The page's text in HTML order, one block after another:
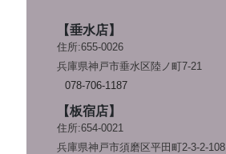
【垂水店】
住所:655-0026
兵庫県神戸市垂水区陸ノ町7-21
078-706-1187
【板宿店】
住所:654-0021
兵庫県神戸市須磨区平田町2-3-2-108